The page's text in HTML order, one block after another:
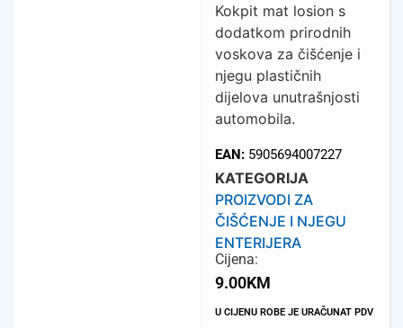
Kokpit mat losion s
dodatkom prirodnih
voskova za čišćenje i
njegu plastičnih
dijelova unutrašnjosti
automobila.
EAN: 5905694007227
KATEGORIJA
PROIZVODI ZA
ČIŠĆENJE I NJEGU
ENTERIJERA
Cijena:
9.00KM
U CIJENU ROBE JE URAČUNAT PDV